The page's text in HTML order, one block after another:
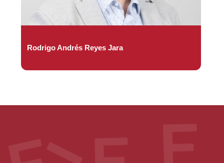
Rodrigo Andrés Reyes Jara